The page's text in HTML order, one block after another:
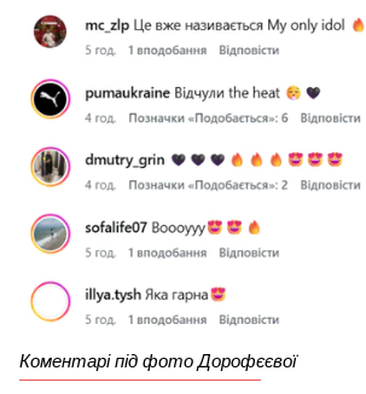
Коментарі під фото Дорофєєвої